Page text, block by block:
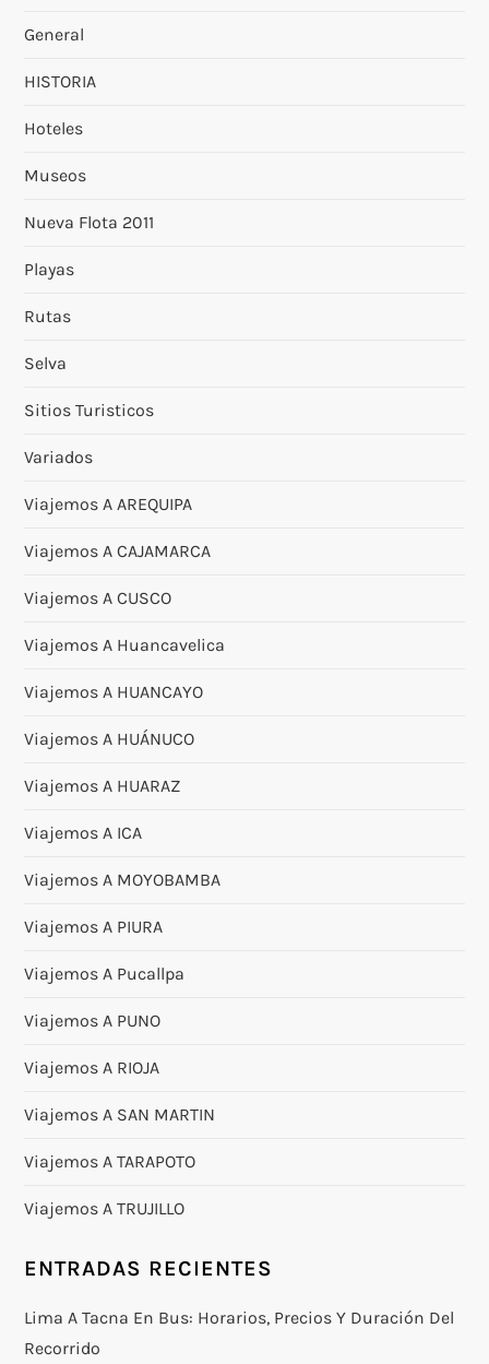
General
HISTORIA
Hoteles
Museos
Nueva Flota 2011
Playas
Rutas
Selva
Sitios Turisticos
Variados
Viajemos A AREQUIPA
Viajemos A CAJAMARCA
Viajemos A CUSCO
Viajemos A Huancavelica
Viajemos A HUANCAYO
Viajemos A HUÁNUCO
Viajemos A HUARAZ
Viajemos A ICA
Viajemos A MOYOBAMBA
Viajemos A PIURA
Viajemos A Pucallpa
Viajemos A PUNO
Viajemos A RIOJA
Viajemos A SAN MARTIN
Viajemos A TARAPOTO
Viajemos A TRUJILLO
ENTRADAS RECIENTES
Lima A Tacna En Bus: Horarios, Precios Y Duración Del
Recorrido